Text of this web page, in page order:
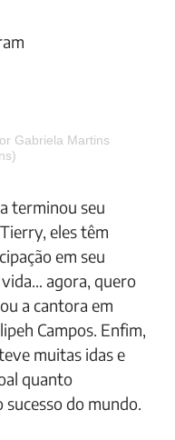
Gabriela Martins
terminou seu
eles têm
em seu
agora, quero
a cantora em
Campos. Enfim,
muitas idas e
quanto
do mundo.